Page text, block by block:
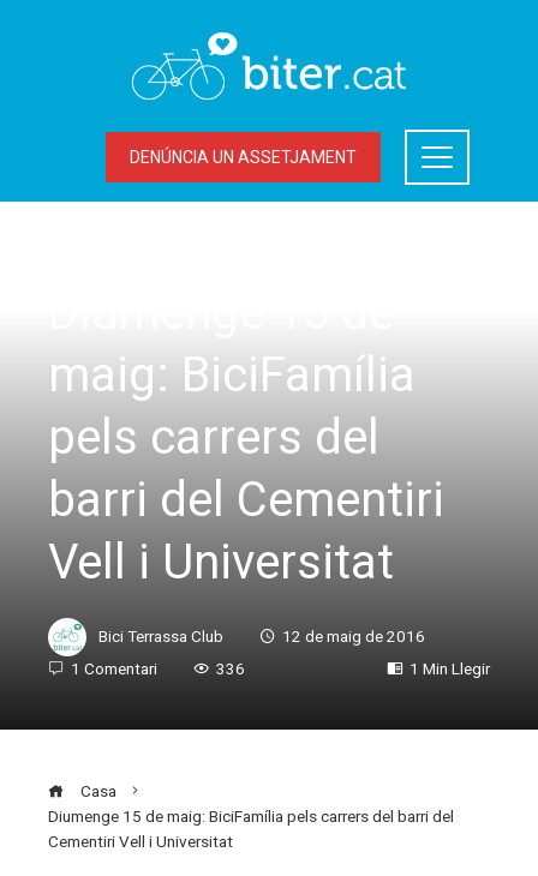
DENÚNCIA UN ASSETJAMENT
maig: BiciFamília
pels carrers del
barri del Cementiri
Vell i Universitat
Bici Terrassa Club
12 de maig de 2016
1 Comentari
336 1 Min Llegir
Casa
Diumenge 15 de maig: BiciFamília pels carrers del barri del
Cementiri Vell i Universitat